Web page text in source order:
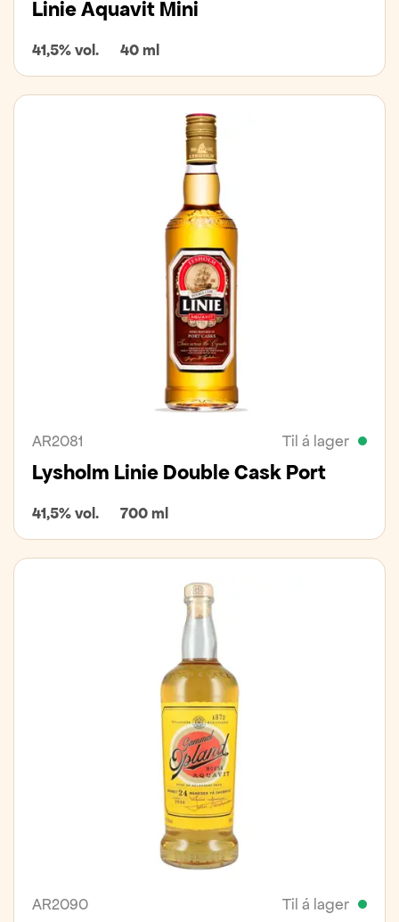
Linie Aquavit Mini
41,5% vol. 40 ml
AR2081 Til á lager
Lysholm Linie Double Cask Port
41,5% vol. 700 ml
AR2090 Til á lager